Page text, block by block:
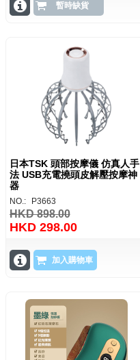
暫時缺貨
日本TSK 頭部按摩儀 仿真人手
法 USB充電撓頭皮解壓按摩神
器
NO.: P3663
HKD 898.00
HKD 298.00
加入購物車